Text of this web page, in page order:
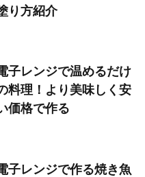
り方紹介
子レンジで温めるだけ
料理！より美味しく安
価格で作る
子レンジで作る焼き魚